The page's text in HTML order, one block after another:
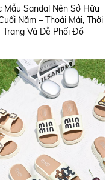
Mẫu Sandal Nên Sở Hữu
Năm – Thoải Mái, Thời
Trang Và Dễ Phối Đồ